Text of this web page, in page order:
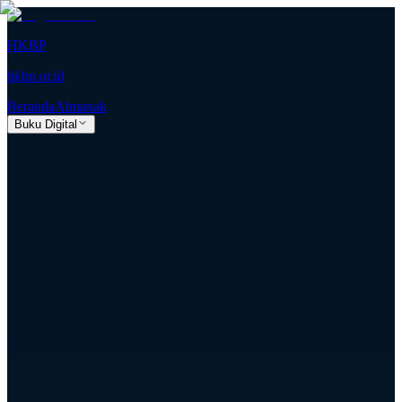
HKBP
hkbp.or.id
BerandaAlmanak
Buku Digital